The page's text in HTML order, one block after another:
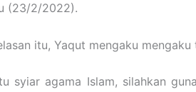
(23/2/2022).
itu, Yaqut mengaku
syiar agama Islam, silahkan